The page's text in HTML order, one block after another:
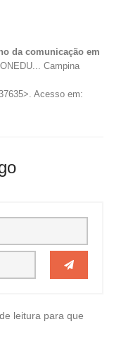
da comunicação em
Campina
Acesso em:
leitura para que